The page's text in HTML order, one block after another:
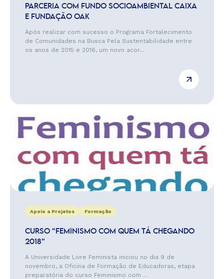
PARCERIA COM FUNDO SOCIOAMBIENTAL CAIXA
E FUNDAÇÃO OAK
Após realizar com sucesso o Programa Fortalecimento
de Comunidades na Busca Pela Sustentabilidade entre
os anos de 2015 e 2016, um novo acor...
Apoio a Projetos Formação
CURSO “FEMINISMO COM QUEM TÁ CHEGANDO
2018”
A Universidade Livre Feminista iniciou no dia 9 de
novembro, a Oficina de Formação de Educadoras, etapa
preparatória do curso Feminismo com ...